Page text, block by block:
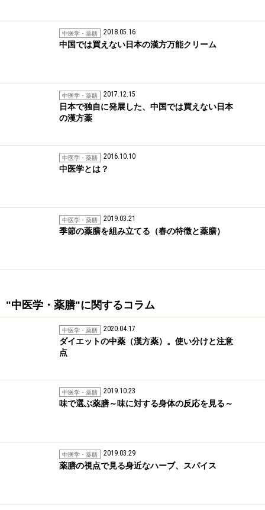
中医学・薬膳 2018.05.16
中国では買えない日本の漢方万能クリーム
中医学・薬膳 2017.12.15
日本で独自に発展した、中国では買えない日本
の漢方薬
中医学・薬膳 2016.10.10
中医学とは？
中医学・薬膳 2019.03.21
季節の薬膳を組み立てる（春の特徴と薬膳）
"中医学・薬膳"に関するコラム
中医学・薬膳 2020.04.17
ダイエットの中薬（漢方薬）。使い分けと注意
点
中医学・薬膳 2019.10.23
味で選ぶ薬膳～味に対する身体の反応を見る～
中医学・薬膳 2019.03.29
薬膳の視点で見る身近なハーブ、スパイス